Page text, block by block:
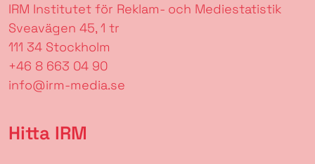
IRM Institutet för Reklam- och Mediestatistik
Sveavägen 45, 1 tr
111 34 Stockholm
+46 8 663 04 90
info@irm-media.se
Hitta IRM